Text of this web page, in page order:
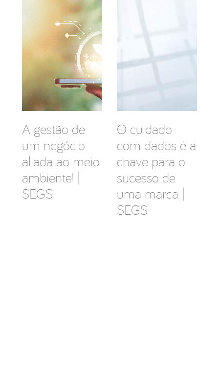
A gestão de
um negócio
aliada ao meio
ambiente! |
SEGS
O cuidado
com dados é a
chave para o
sucesso de
uma marca |
SEGS